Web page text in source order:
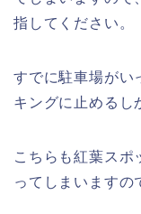
指してください。
すでに駐車場がい
キングに止めるし
こちらも紅葉スポ
ってしまいますの